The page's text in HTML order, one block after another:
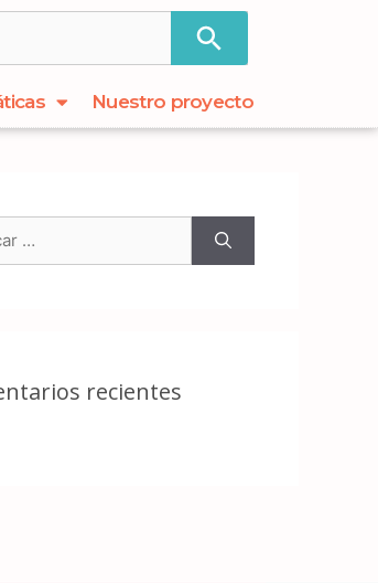
Nuestro proyecto
recientes